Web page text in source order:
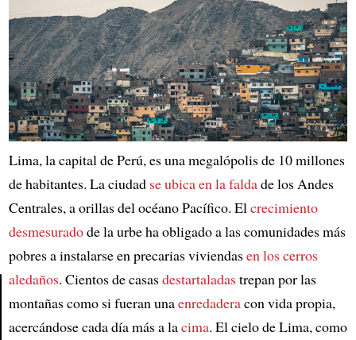
Article
Lima, la capital de Perú, es una megalópolis de 10 millones
de habitantes. La ciudad se ubica en la faldade los Andes
Centrales, a orillas del océano Pacífico. Elcrecimiento
desmesuradode la urbe ha obligado a las comunidades más
pobres a instalarse en precarias viviendasen los cerros
aledaños. Cientos de casasdestartaladastrepan por las
montañas como si fueran unaenredaderacon vida propia,
acercándose cada día más a lacima. El cielo de Lima, como